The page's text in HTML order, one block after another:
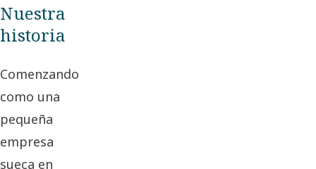
Nuestra
historia
Comenzando
como una
pequeña
empresa
sueca en